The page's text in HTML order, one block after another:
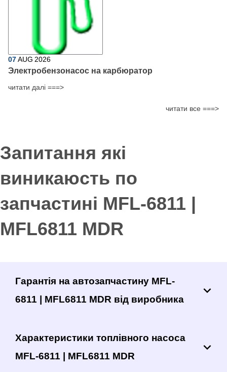
07AUG 2026
Электробензонасос на карбюратор
читати далі ===>
читати все ===>
Запитання які
виникаюсть по
запчастині MFL-6811 |
MFL6811 MDR
Гарантія на автозапчастину MFL-
6811 | MFL6811 MDR від виробника
Характеристики топлівного насоса
MFL-6811 | MFL6811 MDR